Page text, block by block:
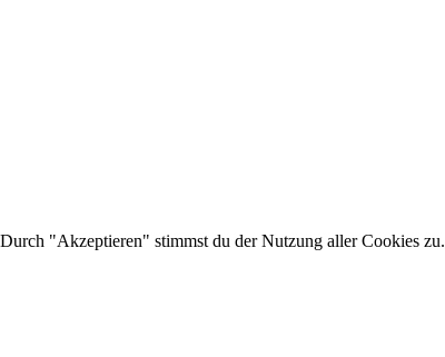
"Akzeptieren" stimmst du der Nutzung aller Cookies zu.